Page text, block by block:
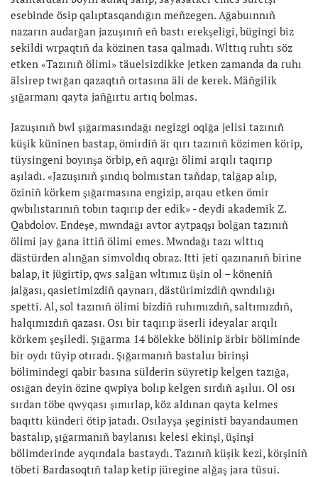
esebinde ösip qalıptasqandığın meñzegen. Ağabuınnıñ
nazarın audarğan jazuşınıñ eñ bastı erekşeligi, bügingi biz
sekildi wrpaqtıñ da közinen tasa qalmadı. Wlttıq ruhtı söz
etken «Tazınıñ ölimi» täuelsizdikke jetken zamanda da ruhı
älsirep twrğan qazaqtıñ ortasına äli de kerek. Mäñgilik
şığarmanı qayta jañğırtu artıq bolmas.
Jazuşınıñ bwl şığarmasındağı negizgi oqiğa jelisi tazınıñ
küşik küninen bastap, ömirdiñ är qırı tazınıñ közimen körip,
tüysingeni boyınşa örbip, eñ aqırğı ölimi arqılı taqırıp
aşıladı. «Jazuşınıñ şındıq bolmıstan tañdap, talğap alıp,
öziniñ körkem şığarmasına engizip, arqau etken ömir
qwbılıstarınıñ tobın taqırıp der edik» - deydi akademik Z.
Qabdolov. Endeşe, mwndağı avtor aytpaqşı bolğan tazınıñ
ölimi jay ğana ittiñ ölimi emes. Mwndağı tazı wlttıq
dästürden alınğan simvoldıq obraz. Itti jeti qazınanıñ birine
balap, it jügirtip, qws salğan wltımız üşin ol – köneniñ
jalğası, qasietimizdiñ qaynarı, dästürimizdiñ qwndılığı
spetti. Al, sol tazınıñ ölimi bizdiñ ruhımızdıñ, saltımızdıñ,
halqımızdıñ qazası. Osı bir taqırıp äserli ideyalar arqılı
körkem şeşiledi. Şığarma 14 bölekke bölinip ärbir böliminde
bir oydı tüyip otıradı. Şığarmanıñ bastaluı birinşi
bölimindegi qabir basına sülderin süyretip kelgen tazığa,
osığan deyin özine qwpiya bolıp kelgen sırdıñ aşıluı. Ol osı
sırdan töbe qwyqası şımırlap, köz aldınan qayta kelmes
baqıttı künderi ötip jatadı. Osılayşa şeginisti bayandaumen
bastalıp, şığarmanıñ baylanısı kelesi ekinşi, üşinşi
bölimderinde ayqındala bastaydı. Tazınıñ küşik kezi, körşiniñ
töbeti Bardasoqtıñ talap ketip jüregine alğaş jara tüsui.